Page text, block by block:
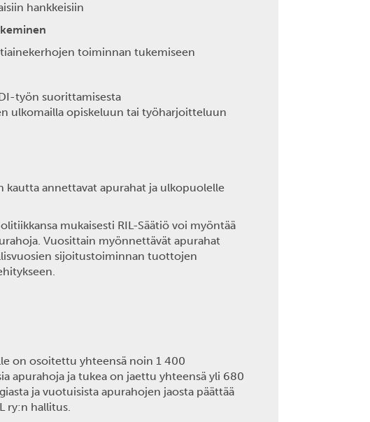
hankkeisiin
toiminnan tukemiseen
työn suorittamisesta
ulkomailla opiskeluun tai työharjoitteluun
kautta annettavat apurahat ja ulkopuolelle
mukaisesti RIL-Säätiö voi myöntää
Vuosittain myönnettävät apurahat
sijoitustoiminnan tuottojen
on osoitettu yhteensä noin 1 400
apurahoja ja tukea on jaettu yhteensä yli 680
ja vuotuisista apurahojen jaosta päättää
ry:n hallitus.